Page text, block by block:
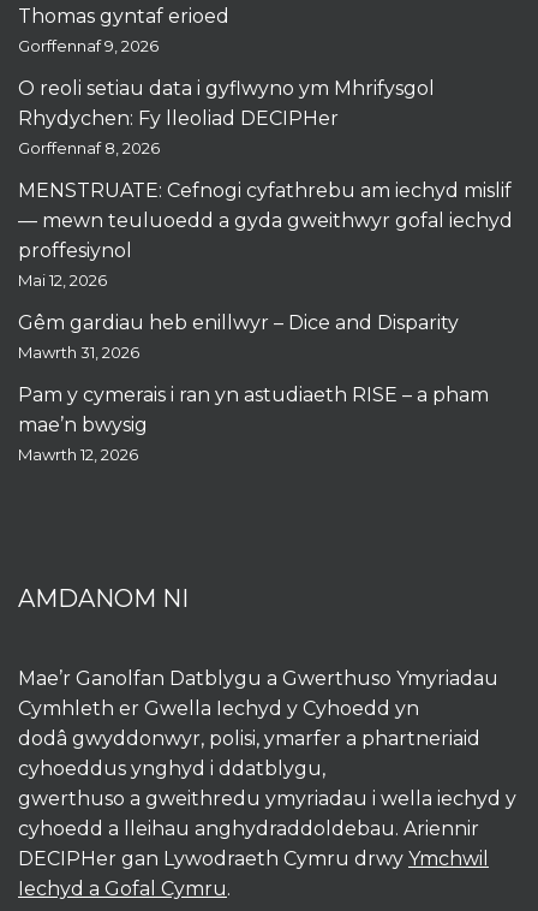
Thomas gyntaf erioed
Gorffennaf 9, 2026
O reoli setiau data i gyflwyno ym Mhrifysgol
Rhydychen: Fy lleoliad DECIPHer
Gorffennaf 8, 2026
MENSTRUATE: Cefnogi cyfathrebu am iechyd mislif
— mewn teuluoedd a gyda gweithwyr gofal iechyd
proffesiynol
Mai 12, 2026
Gêm gardiau heb enillwyr – Dice and Disparity
Mawrth 31, 2026
Pam y cymerais i ran yn astudiaeth RISE – a pham
mae’n bwysig
Mawrth 12, 2026
AMDANOM NI
Mae’r Ganolfan Datblygu a Gwerthuso Ymyriadau
Cymhleth er Gwella Iechyd y Cyhoedd yn
dodâ gwyddonwyr, polisi, ymarfer a phartneriaid
cyhoeddus ynghyd i ddatblygu,
gwerthuso a gweithredu ymyriadau i wella iechyd y
cyhoedd a lleihau anghydraddoldebau. Ariennir
DECIPHer gan Lywodraeth Cymru drwy Ymchwil
Iechyd a Gofal Cymru.